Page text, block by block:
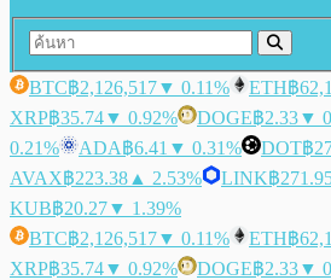
BTC฿2,126,517▼ 0.11% ETH฿
XRP฿35.74▼ 0.92% DOGE฿2.33▼
0.21%
ADA฿6.41 ▼ 0.31% DOT฿
AVAX฿223.38 ▲ 2.53% LINK฿
KUB฿20.27▼ 1.39%
BTC฿2,126,517▼ 0.11% ETH฿
XRP฿35.74▼ 0.92% DOGE฿2.33▼